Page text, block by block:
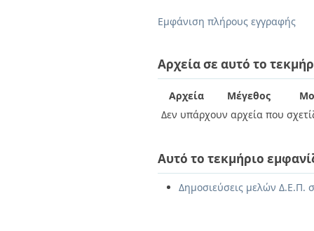
Εμφάνιση πλήρους εγγραφής
Αρχεία σε αυτό το
Αρχεία Μέγεθος
Δεν υπάρχουν αρχεία που
Αυτό το τεκμήριο
Δημοσιεύσεις μελών Δ.Ε.Π.